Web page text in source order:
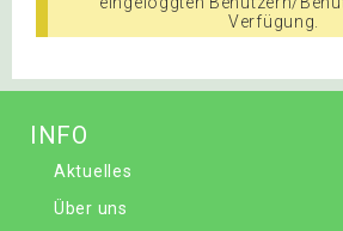
Verfügung.
INFO
Aktuelles
Über uns